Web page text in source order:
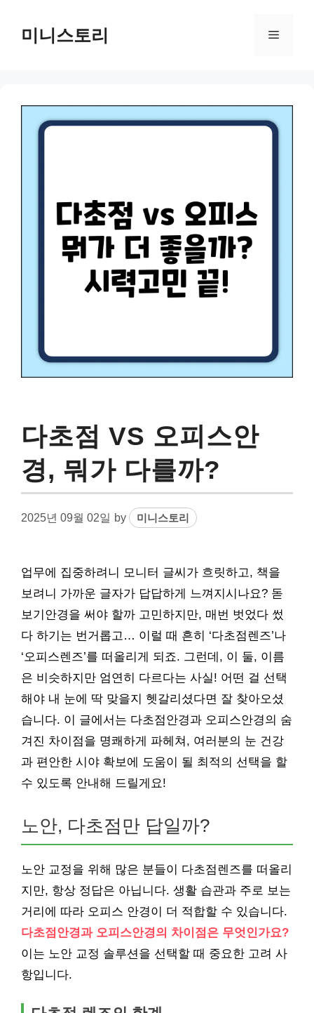
content미니스토리 Menu
다초점 VS 오피스안
경, 뭐가 다를까?
2025년 09월 02일 by 미니스토리
업무에 집중하려니 모니터 글씨가 흐릿하고, 책을
보려니 가까운 글자가 답답하게 느껴지시나요? 돋
보기안경을 써야 할까 고민하지만, 매번 벗었다 썼
다 하기는 번거롭고… 이럴 때 흔히 ‘다초점렌즈’나
‘오피스렌즈’를 떠올리게 되죠. 그런데, 이 둘, 이름
은 비슷하지만 엄연히 다르다는 사실! 어떤 걸 선택
해야 내 눈에 딱 맞을지 헷갈리셨다면 잘 찾아오셨
습니다. 이 글에서는 다초점안경과 오피스안경의 숨
겨진 차이점을 명쾌하게 파헤쳐, 여러분의 눈 건강
과 편안한 시야 확보에 도움이 될 최적의 선택을 할
수 있도록 안내해 드릴게요!
노안, 다초점만 답일까?
노안 교정을 위해 많은 분들이 다초점렌즈를 떠올리
지만, 항상 정답은 아닙니다. 생활 습관과 주로 보는
거리에 따라 오피스 안경이 더 적합할 수 있습니다.
다초점안경과 오피스안경의 차이점은 무엇인가요?
이는 노안 교정 솔루션을 선택할 때 중요한 고려 사
항입니다.